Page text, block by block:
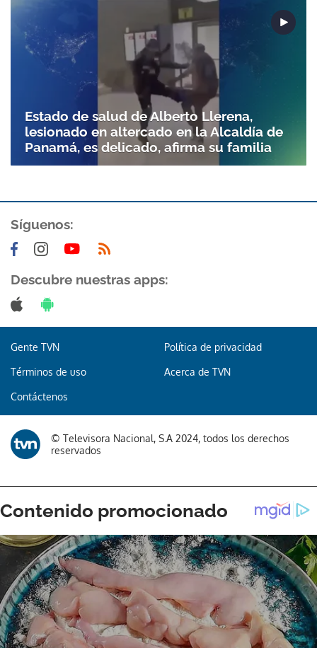
Gracias por suscribirte a nuestro boletín.
ACEPTAR
Estado de salud de Alberto Llerena,
lesionado en altercado en la Alcaldía de
Panamá, es delicado, afirma su familia
Síguenos:
Descubre nuestras apps:
Gente TVN Política de privacidad
Términos de uso Acerca de TVN
Contáctenos
© Televisora Nacional, S.A 2024, todos los derechos
reservados